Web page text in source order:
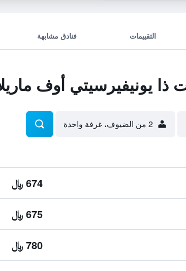
التقييمات فنادق مشابهة
يونيفيرسيتي أوف
2 من الضيوف، غرفة واحدة
674 ﷼
675 ﷼
780 ﷼